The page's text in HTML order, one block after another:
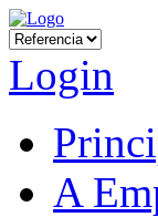
Login
A